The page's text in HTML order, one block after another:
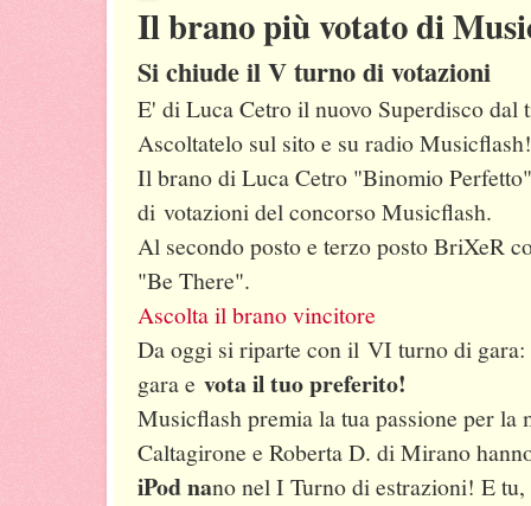
Il brano più votato di
Si chiude il V turno di votazioni
E' di Luca Cetro il nuovo Superdisco
Ascoltatelo sul sito e su radio Musicflash!
Il brano di Luca Cetro "Binomio
di votazioni del concorso Musicflash.
Al secondo posto e terzo posto BriXeR
"Be There".
Ascolta il brano vincitore
Da oggi si riparte con il VI turno di
gara e vota il tuo preferito!
Musicflash premia la tua passione per la
Caltagirone e Roberta D. di Mirano
iPod nano nel I Turno di estrazioni! E